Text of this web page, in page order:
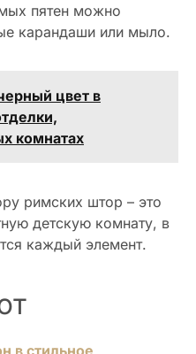
пятен можно
карандаши или мыло.
цвет в
комнатах
римских штор – это
детскую комнату, в
каждый элемент.